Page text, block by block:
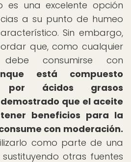
es una excelente opción
a su punto de humeo
Sin embargo,
que, como cualquier
consumirse con
está compuesto
por ácidos grasos
que el aceite
beneficios para la
con moderación.
como parte de una
otras fuentes